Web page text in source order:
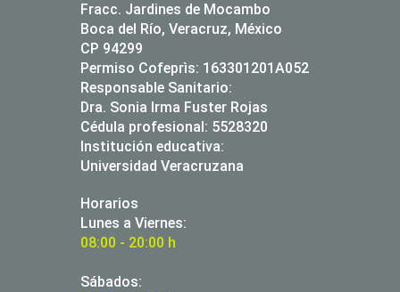
Fracc. Jardines de Mocambo
Boca del Río, Veracruz, México
CP 94299
Permiso Cofeprìs: 163301201A052
Responsable Sanitario:
Dra. Sonia Irma Fuster Rojas
Cédula profesional: 5528320
Institución educativa:
Universidad Veracruzana
Horarios
Lunes a Viernes:
08:00 - 20:00 h
Sábados: